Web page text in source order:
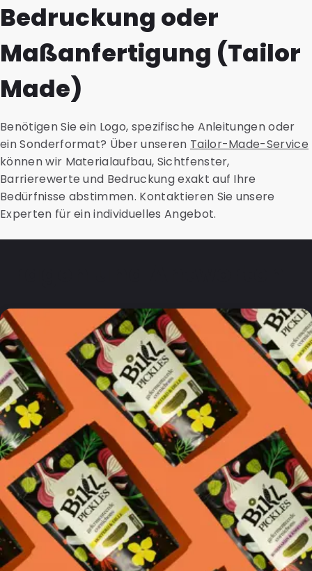
Bedruckung oder
Maßanfertigung (Tailor
Made)
Benötigen Sie ein Logo, spezifische Anleitungen oder
ein Sonderformat? Über unseren Tailor-Made-Service
können wir Materialaufbau, Sichtfenster,
Barrierewerte und Bedruckung exakt auf Ihre
Bedürfnisse abstimmen. Kontaktieren Sie unsere
Experten für ein individuelles Angebot.